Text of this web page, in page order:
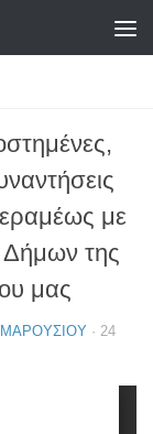
με
Δήμων της
μας
· 24